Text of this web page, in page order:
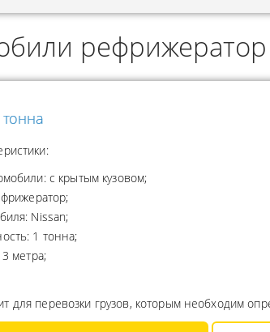
с крытым кузовом;
Nissan;
1 тонна;
метра;
для перевозки грузов, которым необходим